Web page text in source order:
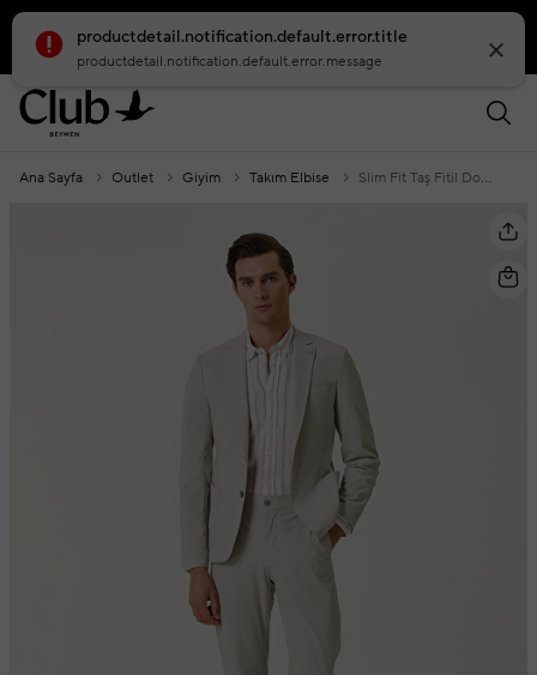
smartbanner.popup.text smartbanner.popup.buttontext
productdetail.notification.default.error.title
productdetail.notification.default.error.message
Ana Sayfa Outlet Giyim Takım Elbise Slim Fit Taş Fitil Dokulu Takım Elbise